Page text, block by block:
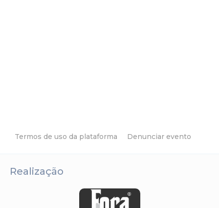
Termos de uso da plataforma Denunciar evento
Realização